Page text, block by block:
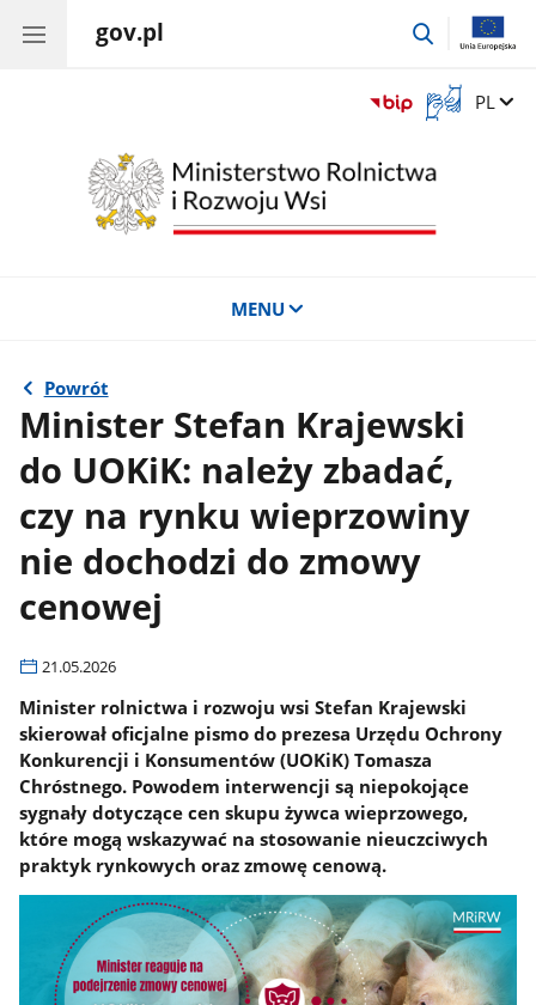
gov.pl
przejdź
Otwórz
okno
tłumaczem
migowego
Zmień
PL
MENU
Powrót
Minister Stefan Krajewski
do UOKiK: należy zbadać,
czy na rynku wieprzowiny
nie dochodzi do zmowy
cenowej
21.05.2026
Minister rolnictwa i rozwoju wsi Stefan Krajewski
skierował oficjalne pismo do prezesa Urzędu Ochrony
Konkurencji i Konsumentów (UOKiK) Tomasza
Chróstnego. Powodem interwencji są niepokojące
sygnały dotyczące cen skupu żywca wieprzowego,
które mogą wskazywać na stosowanie nieuczciwych
praktyk rynkowych oraz zmowę cenową.